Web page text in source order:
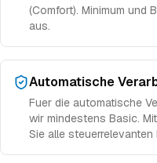
(Comfort). Minimum und
aus.
Automatische
Fuer die automatische
wir mindestens Basic.
Sie alle steuerrelevanten